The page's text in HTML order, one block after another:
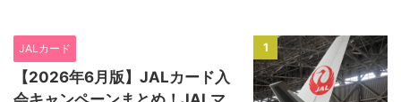
1
JALカード
【2026年6月版】JALカード入